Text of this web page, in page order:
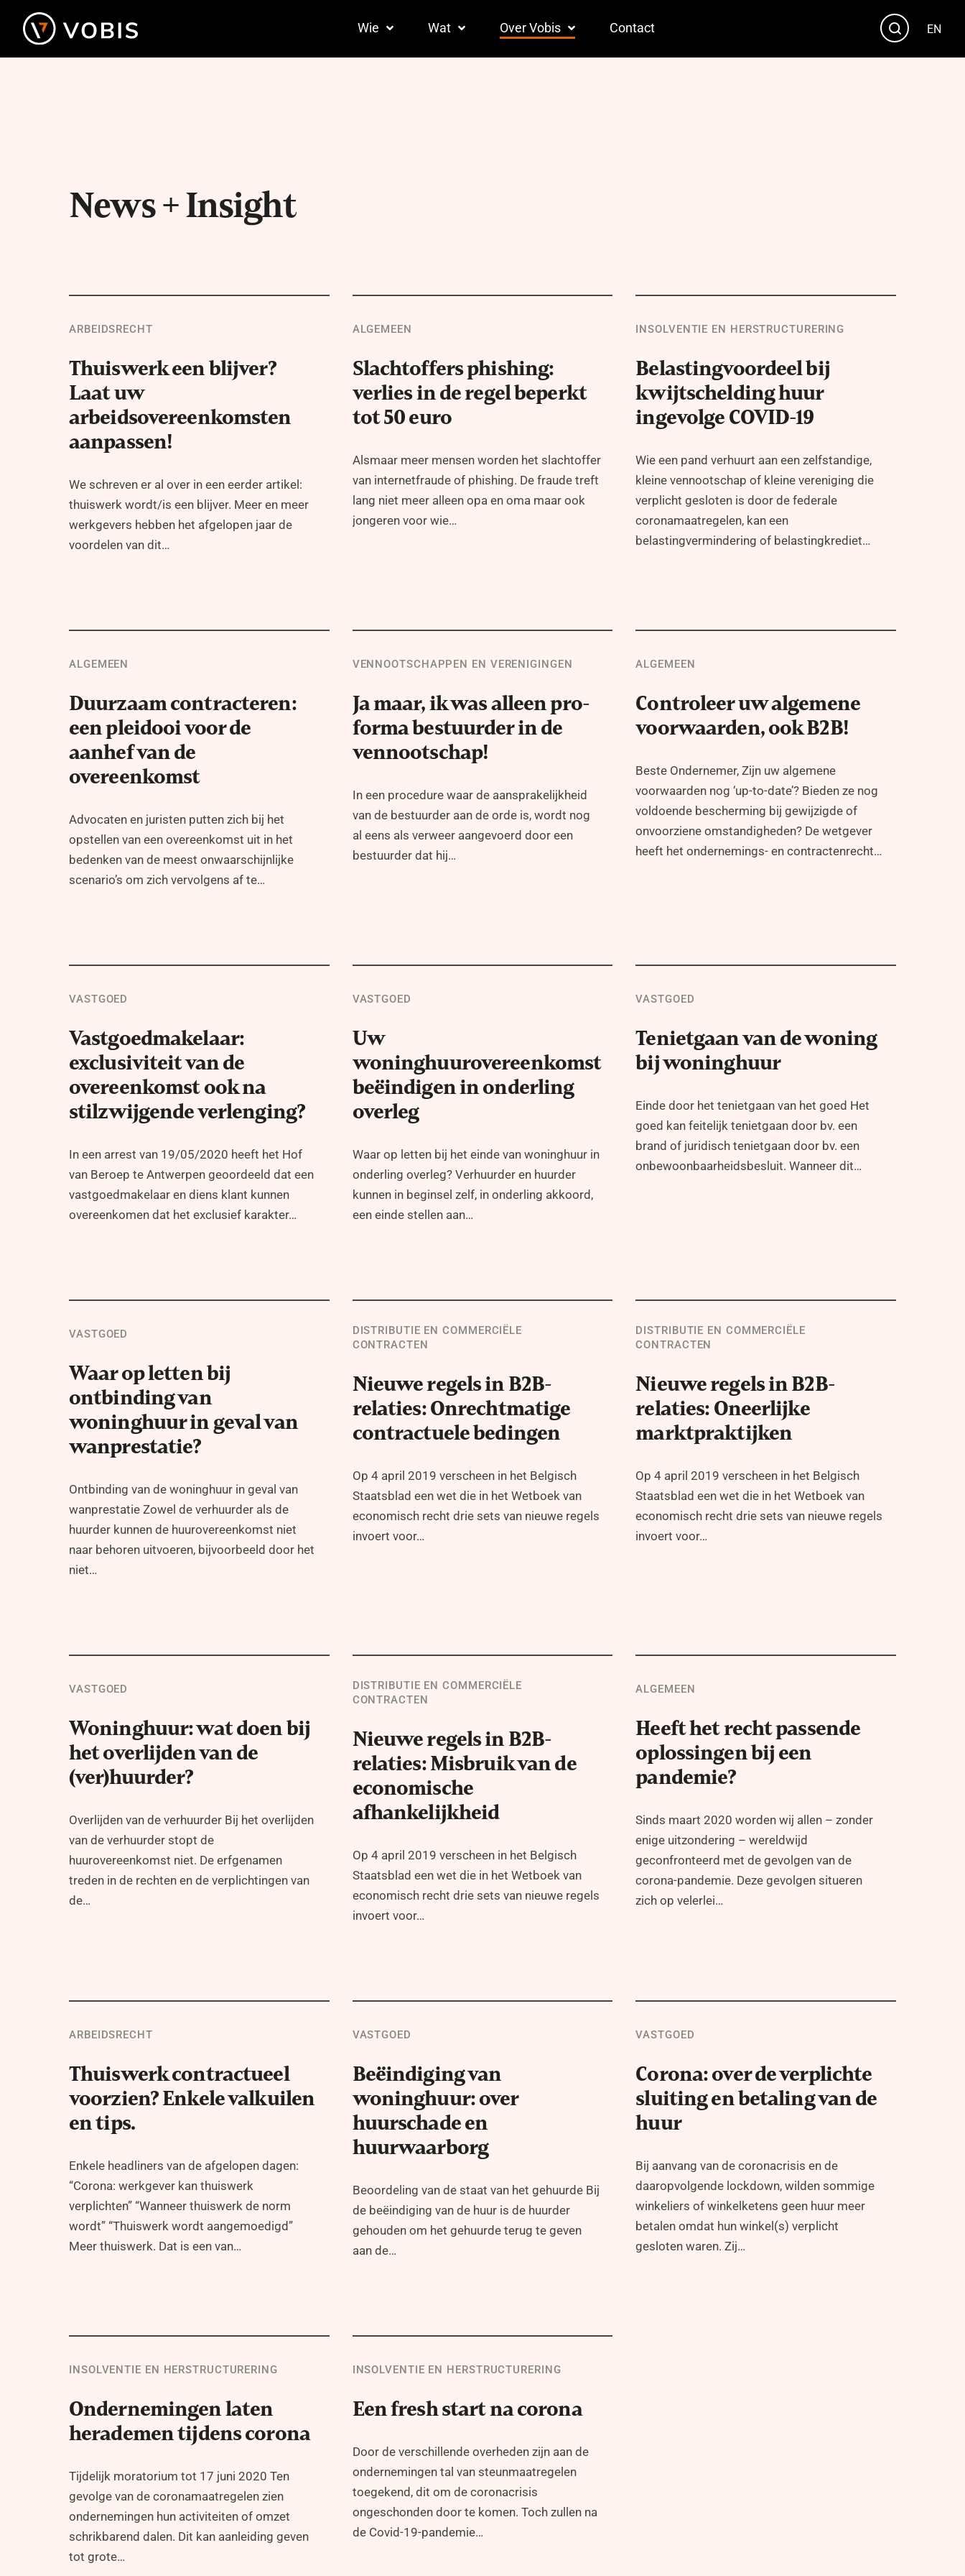
Wie Wat Over Vobis Contact EN
News + Insight
ARBEIDSRECHT
Thuiswerk een blijver?
Laat uw
arbeidsovereenkomsten
aanpassen!
We schreven er al over in een eerder artikel:
thuiswerk wordt/is een blijver. Meer en meer
werkgevers hebben het afgelopen jaar de
voordelen van dit…
ALGEMEEN
Slachtoffers phishing:
verlies in de regel beperkt
tot 50 euro
Alsmaar meer mensen worden het slachtoffer
van internetfraude of phishing. De fraude treft
lang niet meer alleen opa en oma maar ook
jongeren voor wie…
INSOLVENTIE EN HERSTRUCTURERING
Belastingvoordeel bij
kwijtschelding huur
ingevolge COVID-19
Wie een pand verhuurt aan een zelfstandige,
kleine vennootschap of kleine vereniging die
verplicht gesloten is door de federale
coronamaatregelen, kan een
belastingvermindering of belastingkrediet…
ALGEMEEN
Duurzaam contracteren:
een pleidooi voor de
aanhef van de
overeenkomst
Advocaten en juristen putten zich bij het
opstellen van een overeenkomst uit in het
bedenken van de meest onwaarschijnlijke
scenario’s om zich vervolgens af te…
VENNOOTSCHAPPEN EN VERENIGINGEN
Ja maar, ik was alleen pro-
forma bestuurder in de
vennootschap!
In een procedure waar de aansprakelijkheid
van de bestuurder aan de orde is, wordt nog
al eens als verweer aangevoerd door een
bestuurder dat hij…
ALGEMEEN
Controleer uw algemene
voorwaarden, ook B2B!
Beste Ondernemer, Zijn uw algemene
voorwaarden nog ‘up-to-date’? Bieden ze nog
voldoende bescherming bij gewijzigde of
onvoorziene omstandigheden? De wetgever
heeft het ondernemings- en contractenrecht…
VASTGOED
Vastgoedmakelaar:
exclusiviteit van de
overeenkomst ook na
stilzwijgende verlenging?
In een arrest van 19/05/2020 heeft het Hof
van Beroep te Antwerpen geoordeeld dat een
vastgoedmakelaar en diens klant kunnen
overeenkomen dat het exclusief karakter…
VASTGOED
Uw
woninghuurovereenkomst
beëindigen in onderling
overleg
Waar op letten bij het einde van woninghuur in
onderling overleg? Verhuurder en huurder
kunnen in beginsel zelf, in onderling akkoord,
een einde stellen aan…
VASTGOED
Tenietgaan van de woning
bij woninghuur
Einde door het tenietgaan van het goed Het
goed kan feitelijk tenietgaan door bv. een
brand of juridisch tenietgaan door bv. een
onbewoonbaarheidsbesluit. Wanneer dit…
VASTGOED
Waar op letten bij
ontbinding van
woninghuur in geval van
wanprestatie?
Ontbinding van de woninghuur in geval van
wanprestatie Zowel de verhuurder als de
huurder kunnen de huurovereenkomst niet
naar behoren uitvoeren, bijvoorbeeld door het
niet…
DISTRIBUTIE EN COMMERCIËLE
CONTRACTEN
Nieuwe regels in B2B-
relaties: Onrechtmatige
contractuele bedingen
Op 4 april 2019 verscheen in het Belgisch
Staatsblad een wet die in het Wetboek van
economisch recht drie sets van nieuwe regels
invoert voor…
DISTRIBUTIE EN COMMERCIËLE
CONTRACTEN
Nieuwe regels in B2B-
relaties: Oneerlijke
marktpraktijken
Op 4 april 2019 verscheen in het Belgisch
Staatsblad een wet die in het Wetboek van
economisch recht drie sets van nieuwe regels
invoert voor…
VASTGOED
Woninghuur: wat doen bij
het overlijden van de
(ver)huurder?
Overlijden van de verhuurder Bij het overlijden
van de verhuurder stopt de
huurovereenkomst niet. De erfgenamen
treden in de rechten en de verplichtingen van
de…
DISTRIBUTIE EN COMMERCIËLE
CONTRACTEN
Nieuwe regels in B2B-
relaties: Misbruik van de
economische
afhankelijkheid
Op 4 april 2019 verscheen in het Belgisch
Staatsblad een wet die in het Wetboek van
economisch recht drie sets van nieuwe regels
invoert voor…
ALGEMEEN
Heeft het recht passende
oplossingen bij een
pandemie?
Sinds maart 2020 worden wij allen – zonder
enige uitzondering – wereldwijd
geconfronteerd met de gevolgen van de
corona-pandemie. Deze gevolgen situeren
zich op velerlei…
ARBEIDSRECHT
Thuiswerk contractueel
voorzien? Enkele valkuilen
en tips.
Enkele headliners van de afgelopen dagen:
“Corona: werkgever kan thuiswerk
verplichten” “Wanneer thuiswerk de norm
wordt” “Thuiswerk wordt aangemoedigd”
Meer thuiswerk. Dat is een van…
VASTGOED
Beëindiging van
woninghuur: over
huurschade en
huurwaarborg
Beoordeling van de staat van het gehuurde Bij
de beëindiging van de huur is de huurder
gehouden om het gehuurde terug te geven
aan de…
VASTGOED
Corona: over de verplichte
sluiting en betaling van de
huur
Bij aanvang van de coronacrisis en de
daaropvolgende lockdown, wilden sommige
winkeliers of winkelketens geen huur meer
betalen omdat hun winkel(s) verplicht
gesloten waren. Zij…
INSOLVENTIE EN HERSTRUCTURERING
Ondernemingen laten
herademen tijdens corona
Tijdelijk moratorium tot 17 juni 2020 Ten
gevolge van de coronamaatregelen zien
ondernemingen hun activiteiten of omzet
schrikbarend dalen. Dit kan aanleiding geven
tot grote…
INSOLVENTIE EN HERSTRUCTURERING
Een fresh start na corona
Door de verschillende overheden zijn aan de
ondernemingen tal van steunmaatregelen
toegekend, dit om de coronacrisis
ongeschonden door te komen. Toch zullen na
de Covid-19-pandemie…